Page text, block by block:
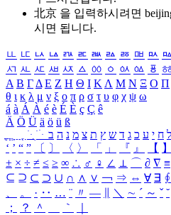
北京 을 입력하시려면
시면 됩니다.
ㅥ ㅦ ㅧ ㅨ ㅩ ㅪ ㅫ ㅬ ㅭ ㅮ ㅯ ㅰ
ㅺ ㅻ ㅼ ㅽ ㅾ ㅿ ㆀ ㆁ ㆂ ㆃ ㆄ
Α Β ΓΔ Ε Ζ Η Θ Ι ΚΛ Μ Ν Ξ Ο Π
θ ι κ λ μ ν ξ ο π ρ σ τ υ φ χ ψ ω
á à Á À é è É È ç Ç ê
Ä Ö Ü ä ö ü ß
ִֶֹ ֻּ ׁׂ ל ח י ע כ ג ד ש ץ ת צ מ נ ה ב
‘ ’ “ ” 〔 〕 〈 〉 「 」 『 』 【 】
± × ÷ ≠ ≤ ≥ ∞ ∴ ♂ ♀ ∠ ⊥ ⌒ ∂ ∇ ≡
⊆ ⊇ ⊂ ⊃ ∪ ∩ ∧ ∨ ￢ ⇒ ⇔ ∀ ∃ ∮
、
。 · ‥ … ¨ 〃 ― ＼ ∼ ´ ～ ˇ ˘
；
？ ＾ ｀